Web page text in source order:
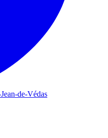
de-Védas